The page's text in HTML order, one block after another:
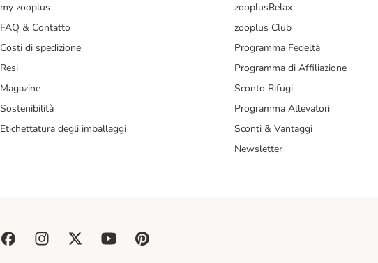
my zooplus
FAQ & Contatto
Costi di spedizione
Resi
Magazine
Sostenibilità
Etichettatura degli imballaggi
zooplusRelax
zooplus Club
Programma Fedeltà
Programma di Affiliazione
Sconto Rifugi
Programma Allevatori
Sconti & Vantaggi
Newsletter